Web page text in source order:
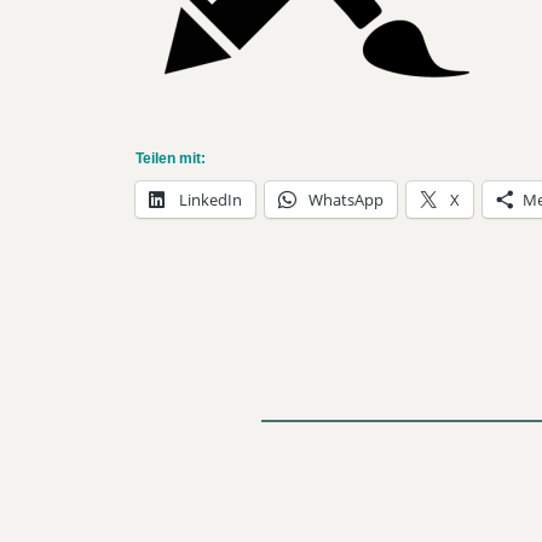
Teilen mit:
LinkedIn WhatsApp X